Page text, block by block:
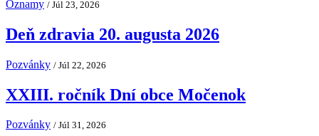
Oznamy / Júl 23, 2026
Deň zdravia 20. augusta 2026
Pozvánky / Júl 22, 2026
XXIII. ročník Dní obce Močenok
Pozvánky / Júl 31, 2026